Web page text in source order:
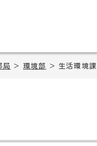
局 > 環境部 > 生活環境課